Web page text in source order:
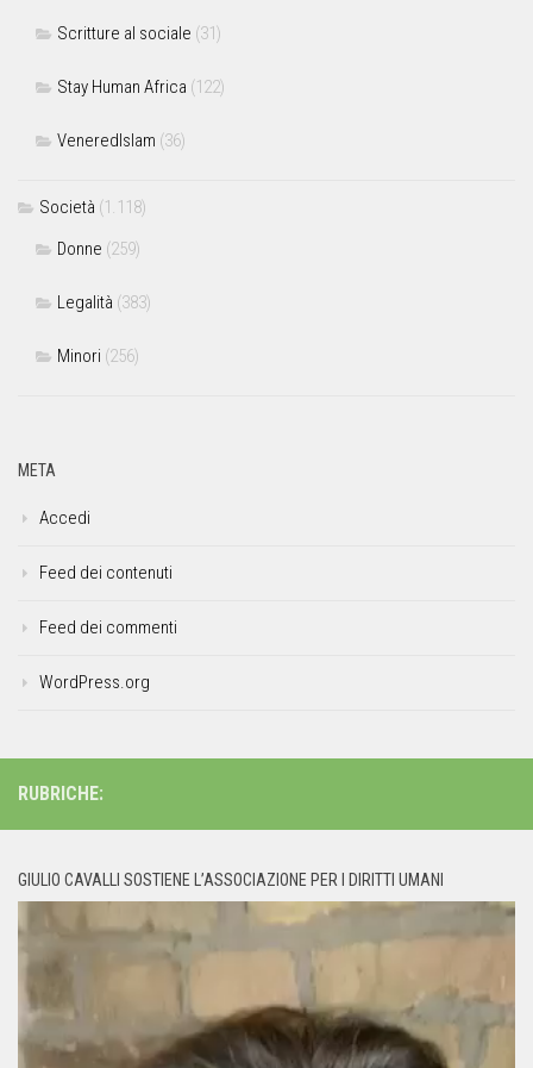
Scritture al sociale (31)
Stay Human Africa (122)
VeneredIslam (36)
Società (1.118)
Donne (259)
Legalità (383)
Minori (256)
META
Accedi
Feed dei contenuti
Feed dei commenti
WordPress.org
RUBRICHE:
GIULIO CAVALLI SOSTIENE L’ASSOCIAZIONE PER I DIRITTI UMANI
Player